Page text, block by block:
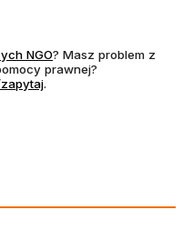
NGOotwiera się w nowej
? Masz problem z
prawnej?
.